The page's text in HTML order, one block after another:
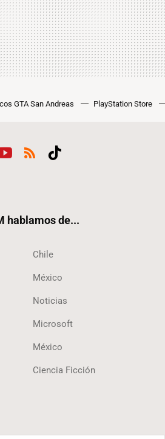
GTA San Andreas PlayStation Store
hablamos de...
Chile
México
Noticias
Microsoft
México
Ciencia Ficción